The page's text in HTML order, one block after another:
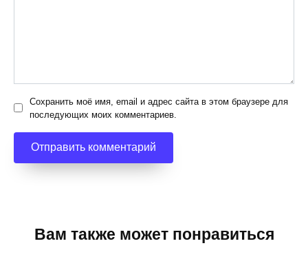
Сохранить моё имя, email и адрес сайта в этом браузере для
последующих моих комментариев.
Вам также может понравиться